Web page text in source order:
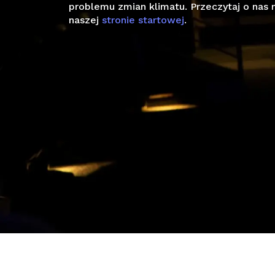
problemu zmian klimatu. Przeczytaj o nas
naszej stronie startowej.